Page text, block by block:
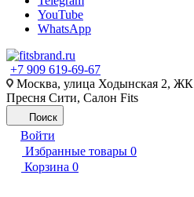
YouTube
WhatsApp
+7 909 619-69-67
Москва, улица Ходынская 2, ЖК
Пресня Сити, Салон Fits
Поиск
Войти
Избранные товары 0
Корзина 0